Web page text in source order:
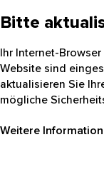
Bitte
Ihr Internet-
Website sind
aktualisieren Sie
mögliche
Weitere